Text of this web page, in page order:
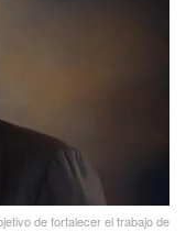
de fortalecer el trabajo de